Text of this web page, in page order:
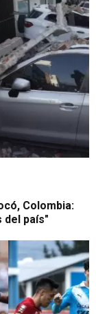
Colombia:
del país"